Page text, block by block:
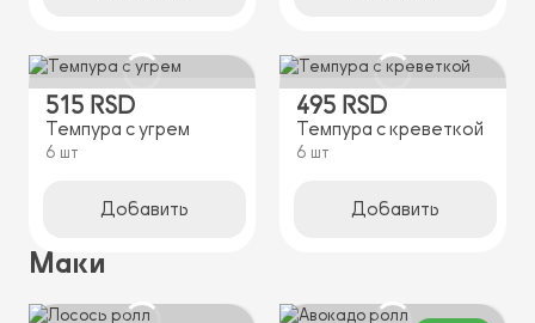
515 RSD
Темпура с угрем
6 шт
Добавить
495 RSD
Темпура с креветкой
6 шт
Добавить
Маки